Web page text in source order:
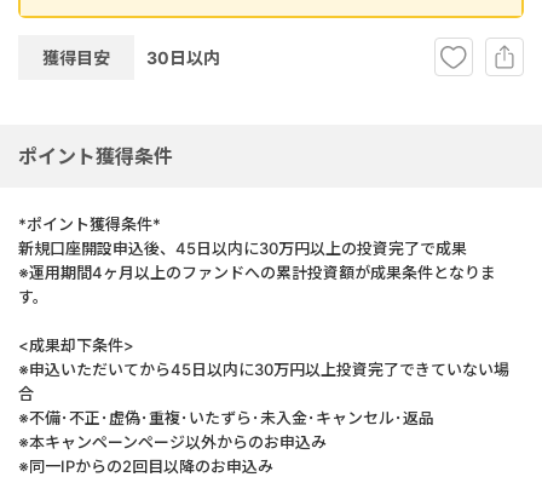
獲得目安 30日以内
ポイント獲得条件
*ポイント獲得条件*
新規口座開設申込後、45日以内に30万円以上の投資完了で成果
※運用期間4ヶ月以上のファンドへの累計投資額が成果条件となりま
す。
<成果却下条件>
※申込いただいてから45日以内に30万円以上投資完了できていない場
合
※不備･不正･虚偽･重複･いたずら･未入金･キャンセル･返品
※本キャンペーンページ以外からのお申込み
※同一IPからの2回目以降のお申込み